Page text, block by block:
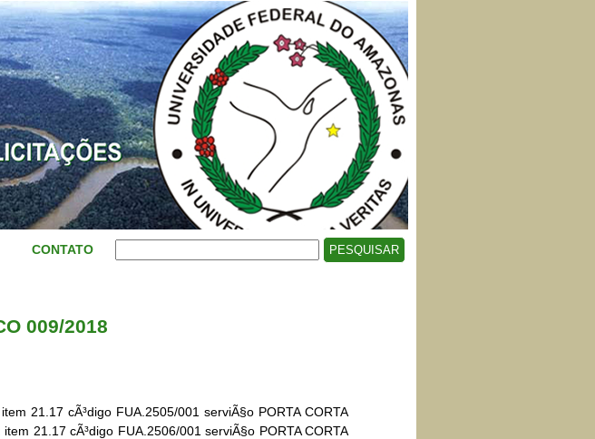
CONTATO
009/2018
21.17 cÃ³digo FUA.2505/001 serviÃ§o PORTA CORTA
21.17 cÃ³digo FUA.2506/001 serviÃ§o PORTA CORTA